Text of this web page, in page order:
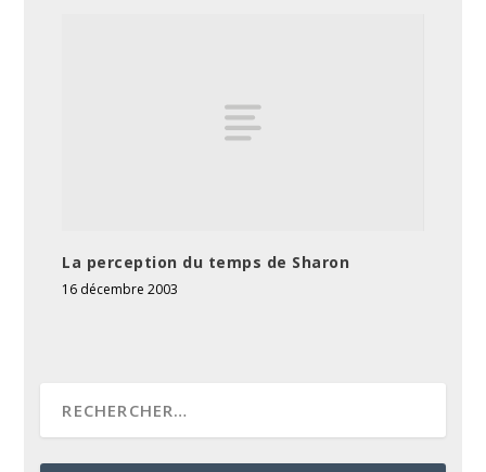
La perception du temps de Sharon
16 décembre 2003